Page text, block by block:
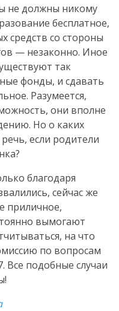
не должны никому
бесплатное,
средств со стороны
— незаконно. Иное
так
фонды, и сдавать
Разумеется,
они вполне
Но о каких
если родители
благодаря
сейчас же
приличное,
вымогают
на что
по вопросам
Все подобные случаи